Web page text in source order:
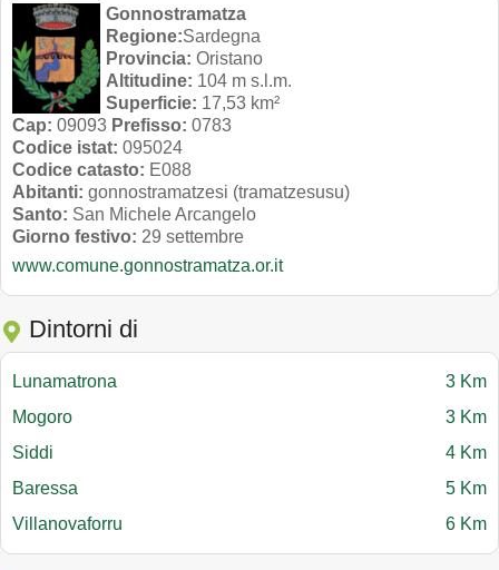
Gonnostramatza
Regione:Sardegna
Provincia: Oristano
Altitudine: 104 m s.l.m.
Superficie: 17,53 km²
Cap: 09093 Prefisso: 0783
Codice istat: 095024
Codice catasto: E088
Abitanti: gonnostramatzesi (tramatzesusu)
Santo: San Michele Arcangelo
Giorno festivo: 29 settembre
www.comune.gonnostramatza.or.it
Dintorni di
Lunamatrona
3 Km
Mogoro
3 Km
Siddi
4 Km
Baressa
5 Km
Villanovaforru
6 Km